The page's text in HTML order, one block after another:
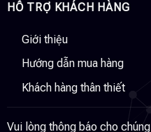
HỖ TRỢ KHÁCH HÀNG
Giới thiệu
Hướng dẫn mua hàng
Khách hàng thân thiết
Vui lòng thông báo cho chúng